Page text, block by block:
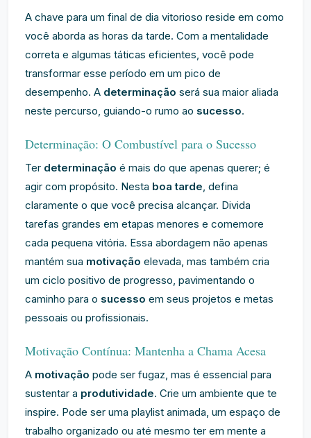
A chave para um final de dia vitorioso reside em como
você aborda as horas da tarde. Com a mentalidade
correta e algumas táticas eficientes, você pode
transformar esse período em um pico de
desempenho. A determinação será sua maior aliada
neste percurso, guiando-o rumo ao sucesso.
Determinação: O Combustível para o Sucesso
Ter determinação é mais do que apenas querer; é
agir com propósito. Nesta boa tarde, defina
claramente o que você precisa alcançar. Divida
tarefas grandes em etapas menores e comemore
cada pequena vitória. Essa abordagem não apenas
mantém sua motivação elevada, mas também cria
um ciclo positivo de progresso, pavimentando o
caminho para o sucesso em seus projetos e metas
pessoais ou profissionais.
Motivação Contínua: Mantenha a Chama Acesa
A motivação pode ser fugaz, mas é essencial para
sustentar a produtividade. Crie um ambiente que te
inspire. Pode ser uma playlist animada, um espaço de
trabalho organizado ou até mesmo ter em mente a